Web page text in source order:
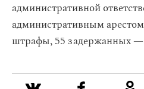
административной
административным
штрафы, 55 задержанных